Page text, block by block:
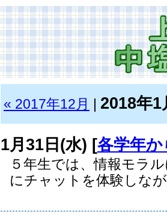
« 2017年12月 2018年1
1月31日(水) [各学年か
５年生では、情報モラ
にチャットを体験しな